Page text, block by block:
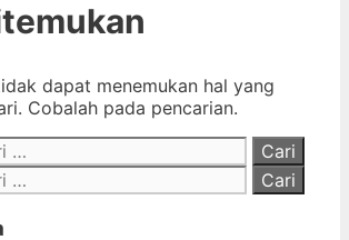
dapat menemukan hal yang
Cobalah pada pencarian.